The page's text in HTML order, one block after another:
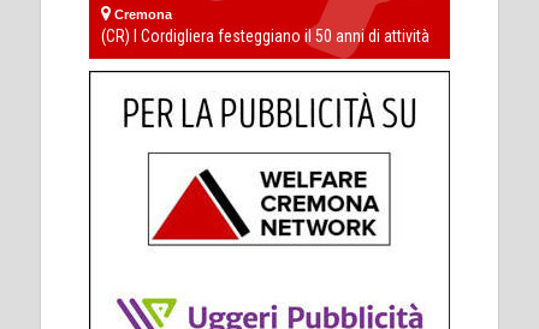
Cremona
(CR) I Cordigliera festeggiano il 50 anni di attività